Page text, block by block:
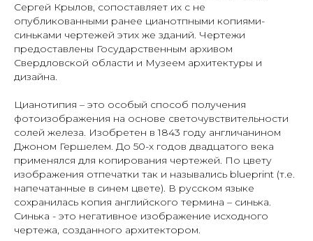
Сергей Крылов, сопоставляет их с не
опубликованными ранее цианотпными копиями-
синьками чертежей этих же зданий. Чертежи
предоставлены Государственным архивом
Свердловской области и Музеем архитектуры и
дизайна.
Цианотипия – это особый способ получения
фотоизображения на основе светочувствительности
солей железа. Изобретен в 1843 году англичанином
Джоном Гершелем. До 50-х годов двадцатого века
применялся для копирования чертежей. По цвету
изображения отпечатки так и назывались blueprint (т.е.
напечатанные в синем цвете). В русском языке
сохранилась копия английского термина – синька.
Синька - это негативное изображение исходного
чертежа, созданного архитектором.